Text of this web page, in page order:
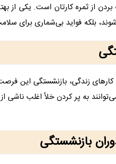
از ثمره کارتان است. یکی از
بلکه فواید بی‌شماری برای
زندگی، بازنشستگی این
به پر کردن خلأ اغلب ناشی
بازنشستگی